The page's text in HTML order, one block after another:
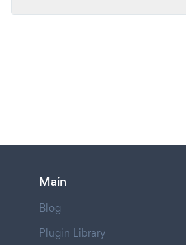
Main
Blog
Plugin Library